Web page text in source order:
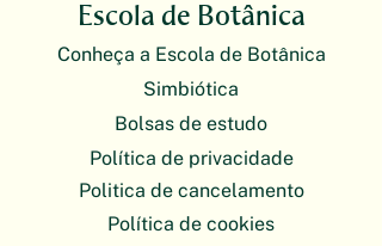
Escola de Botânica
Conheça a Escola de Botânica
Simbiótica
Bolsas de estudo
Política de privacidade
Politica de cancelamento
Política de cookies